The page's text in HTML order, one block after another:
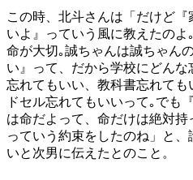
この時、北斗さんは「だけど
いよ』っていう風に教えたの
命が大切｡誠ちゃんは誠ちゃん
い』って、だから学校にどん
忘れてもいい、教科書忘れて
ドセル忘れてもいいって｡でも
は命だよって、命だけは絶対持
っていう約束をしたのね」と
いと次男に伝えたとのこと。